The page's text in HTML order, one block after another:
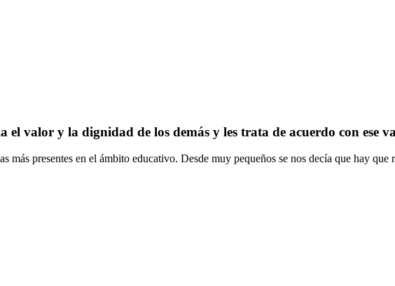
el valor y la dignidad de los demás y les trata de acuerdo con ese
más presentes en el ámbito educativo. Desde muy pequeños se nos decía que hay